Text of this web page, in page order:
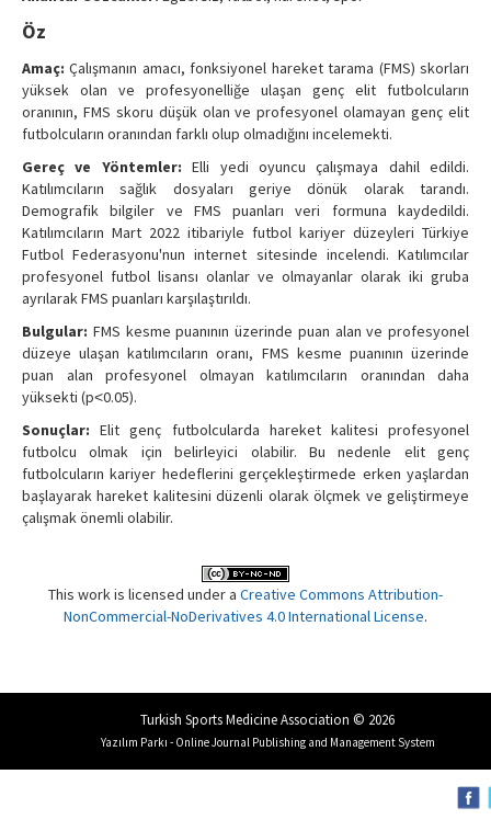
Öz
Amaç: Çalışmanın amacı, fonksiyonel hareket tarama (FMS) skorları
yüksek olan ve profesyonelliğe ulaşan genç elit futbolcuların
oranının, FMS skoru düşük olan ve profesyonel olamayan genç elit
futbolcuların oranından farklı olup olmadığını incelemekti.
Gereç ve Yöntemler:Elli yedi oyuncu çalışmaya dahil edildi.
Katılımcıların sağlık dosyaları geriye dönük olarak tarandı.
Demografik bilgiler ve FMS puanları veri formuna kaydedildi.
Katılımcıların Mart 2022 itibariyle futbol kariyer düzeyleri Türkiye
Futbol Federasyonu'nun internet sitesinde incelendi. Katılımcılar
profesyonel futbol lisansı olanlar ve olmayanlar olarak iki gruba
ayrılarak FMS puanları karşılaştırıldı.
Bulgular: FMS kesme puanının üzerinde puan alan ve profesyonel
düzeye ulaşan katılımcıların oranı, FMS kesme puanının üzerinde
puan alan profesyonel olmayan katılımcıların oranından daha
yüksekti (p˂0.05).
Sonuçlar: Elit genç futbolcularda hareket kalitesi profesyonel
futbolcu olmak için belirleyici olabilir. Bu nedenle elit genç
futbolcuların kariyer hedeflerini gerçekleştirmede erken yaşlardan
başlayarak hareket kalitesini düzenli olarak ölçmek ve geliştirmeye
çalışmak önemli olabilir.
This work is licensed under a Creative Commons Attribution-
NonCommercial-NoDerivatives 4.0 International License.
Turkish Sports Medicine Association © 2026
Yazılım Parkı - Online Journal Publishing and Management System